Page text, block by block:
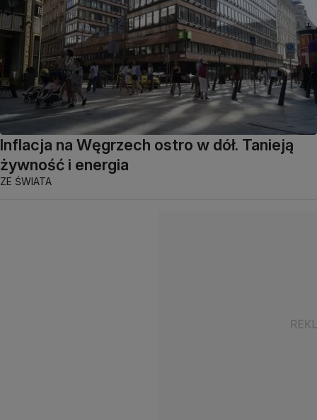
Inflacja na Węgrzech ostro w dół. Tanieją
żywność i energia
ZE ŚWIATA